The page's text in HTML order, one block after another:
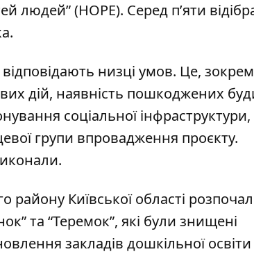
людей” (HOPE). Серед п’яти
.
низці умов. Це,
дій, наявність пошкоджених
соціальної інфраструктури,
групи впровадження проєкту.
Київської області
та “Теремок”, які були знищені
закладів дошкільної освіти